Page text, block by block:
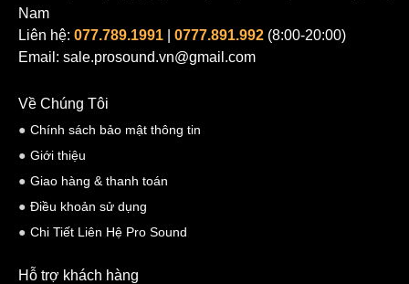
Nam
Liên hệ: 077.789.1991 0777.891.992 (8:00-20:00)
Email: sale.prosound.vn@gmail.com
Về Chúng Tôi
Chính sách bảo mật thông tin
Giới thiệu
Giao hàng & thanh toán
Điều khoản sử dụng
Chi Tiết Liên Hệ Pro Sound
Hỗ trợ khách hàng